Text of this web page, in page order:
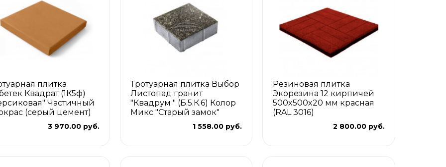
плитка
Квадрат (1К5ф)
Частичный
(серый цемент)
3 970.00 руб.
Тротуарная плитка Выбор
Листопад гранит
"Квадрум " (Б.5.К.6) Колор
Микс "Старый замок"
1 558.00 руб.
Резиновая плитка
Экорезина 12 кирпичей
500x500x20 мм красная
(RAL 3016)
2 800.00 руб.